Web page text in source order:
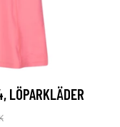
LÖPARKLÄDER